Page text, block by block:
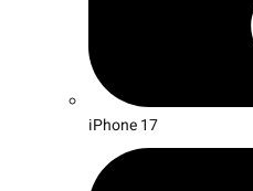
iPhone 17